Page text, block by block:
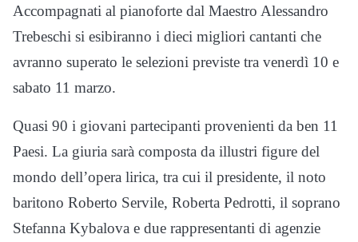
Accompagnati al pianoforte dal Maestro Alessandro
Trebeschi si esibiranno i dieci migliori cantanti che
avranno superato le selezioni previste tra venerdì 10 e
sabato 11 marzo.
Quasi 90 i giovani partecipanti provenienti da ben 11
Paesi. La giuria sarà composta da illustri figure del
mondo dell’opera lirica, tra cui il presidente, il noto
baritono Roberto Servile, Roberta Pedrotti, il soprano
Stefanna Kybalova e due rappresentanti di agenzie